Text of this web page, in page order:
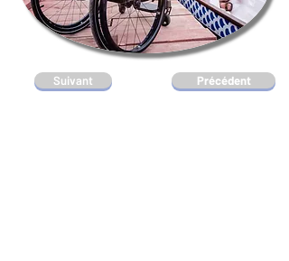
Suivant Précédent